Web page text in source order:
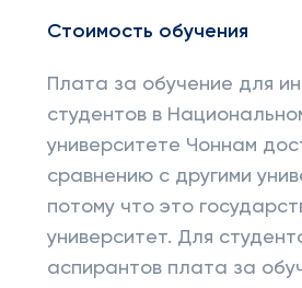
Стоимость обучения
Плата за обучение для
студентов в
университете Чоннам
сравнению с другими
потому что это
университет. Для
аспирантов плата за